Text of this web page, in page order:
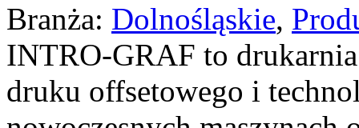
Branża: Dolnośląskie,
INTRO-GRAF to drukarnia
druku offsetowego i